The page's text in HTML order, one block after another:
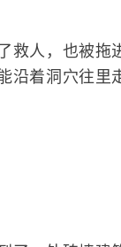
救人，也被拖
沿着洞穴往里